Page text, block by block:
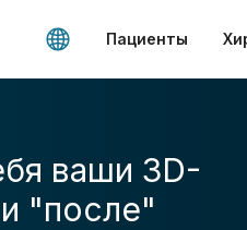
Пациенты
ваши 3D-
"после"